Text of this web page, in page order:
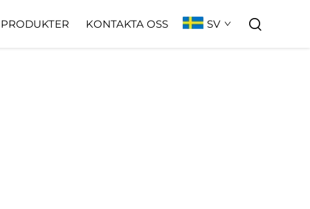
PRODUKTER KONTAKTA OSS SV